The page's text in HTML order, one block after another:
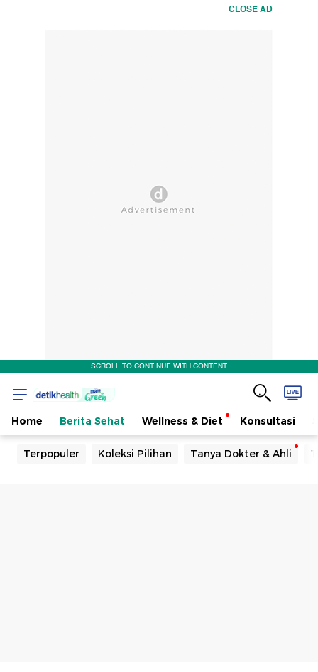
CLOSE AD
SCROLL TO CONTINUE WITH CONTENT
Home Berita Sehat Wellness & Diet Konsultasi
Terpopuler Koleksi Pilihan Tanya Dokter & Ahli